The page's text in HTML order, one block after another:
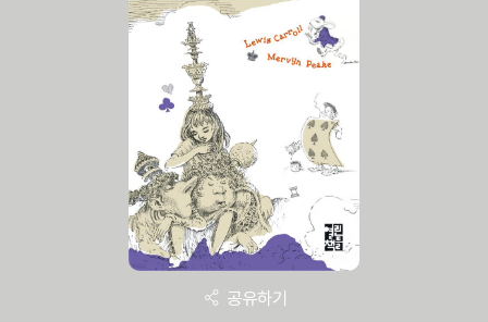
공유하기